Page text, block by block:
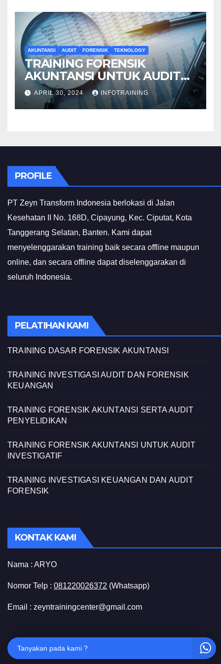
AKUNTANSI AUDIT FORENSIK TEKNOLOGY
TRAINING FORENSIK
AKUNTANSI UNTUK AUDIT
INVESTIGATIF
APRIL 30, 2024 INFOTRAINING
PROFILE
PT Zeyn Transform Indonesia berlokasi di Jalan
Kesehatan II No. 168D, Cipayung, Kec. Ciputat, Kota
Tanggerang Selatan, Banten. Kami dapat
menyelenggarakan training baik secara offline maupun
online, dan secara offline dapat diselenggarakan di
seluruh Indonesia.
PELATIHAN KAMI
TRAINING DASAR FORENSIK AKUNTANSI
TRAINING INVESTIGASI AUDIT DAN FORENSIK
KEUANGAN
TRAINING FORENSIK AKUNTANSI SERTA AUDIT
PENYELIDIKAN
TRAINING FORENSIK AKUNTANSI UNTUK AUDIT
INVESTIGATIF
TRAINING INVESTIGASI KEUANGAN DAN AUDIT
FORENSIK
KONTAK KAMI
Nama : ARYO
Nomor Telp : 081220026372 (Whatsapp)
Email : zeyntrainingcenter@gmail.com
Tanyakan pada kami ?